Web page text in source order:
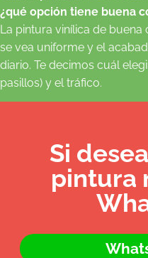
¿qué opción tiene buena
La pintura vinílica de
se vea uniforme y el
diario. Te decimos cuál
pasillos) y el tráfico.
Si
pintura